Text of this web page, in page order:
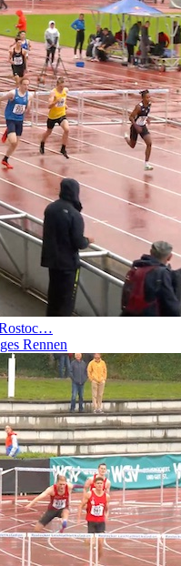
Rennen